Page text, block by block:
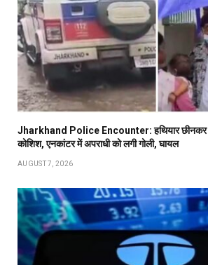
Jharkhand Police Encounter: हथियार छीनकर
कोशिश, एनकांटर में अपराधी को लगी गोली, घायल
AUGUST 7, 2026